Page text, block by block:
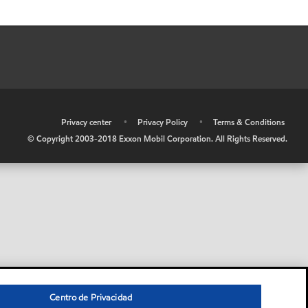
Privacy center • Privacy Policy •
Terms & Conditions
© Copyright 2003-2018 Exxon Mobil Corporation. All Rights Reserved.
Centro de Privacidad